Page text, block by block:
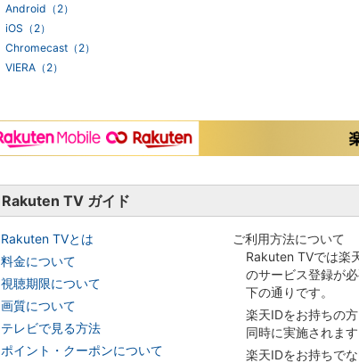
Android（2）
iOS（2）
Chromecast（2）
VIERA（2）
Rakuten TV ガイド
Rakuten TVとは
料金について
視聴期限について
画質について
テレビで見る方法
ポイント・クーポンについて
ご利用方法について
Rakuten TVでは楽
のサービス登録が
下の通りです。
楽天IDをお持ちの
同時に実施されます
楽天IDをお持ちで